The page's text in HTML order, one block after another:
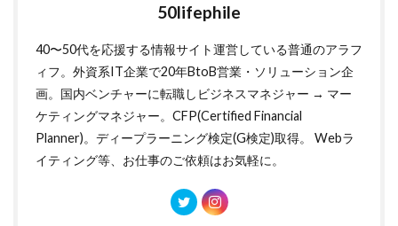
50lifephile
40〜50代を応援する情報サイト運営している普通のアラフ
ィフ。外資系IT企業で20年BtoB営業・ソリューション企
画。国内ベンチャーに転職しビジネスマネジャー → マー
ケティングマネジャー。CFP(Certified Financial
Planner)。ディープラーニング検定(G検定)取得。 Webラ
イティング等、お仕事のご依頼はお気軽に。